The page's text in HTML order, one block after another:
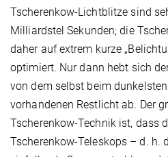
Tscherenkow-Lichtblitze sind
Milliardstel Sekunden; die
daher auf extrem kurze
optimiert. Nur dann hebt sich
von dem selbst beim
vorhandenen Restlicht ab. Der
Tscherenkow-Technik ist, dass
Tscherenkow-Teleskops – d. h.